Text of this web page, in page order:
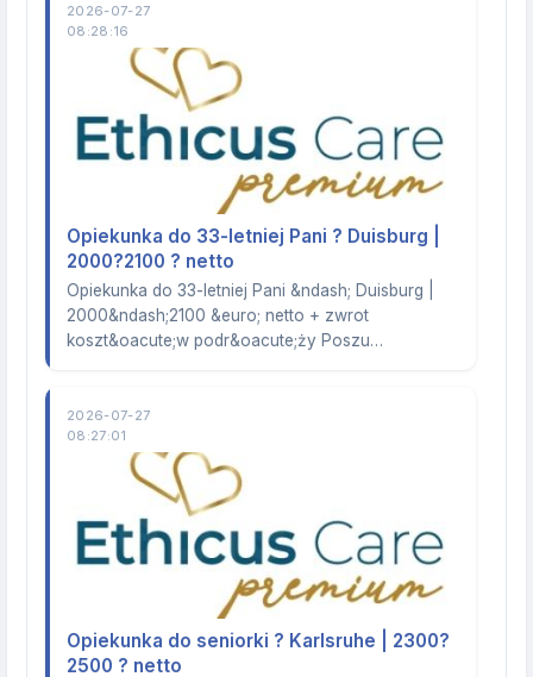
2026-07-27
08:28:16
Opiekunka do 33-letniej Pani ? Duisburg |
2000?2100 ? netto
Opiekunka do 33-letniej Pani &ndash; Duisburg |
2000&ndash;2100 &euro; netto + zwrot
koszt&oacute;w podr&oacute;ży Poszu…
2026-07-27
08:27:01
Opiekunka do seniorki ? Karlsruhe | 2300?
2500 ? netto